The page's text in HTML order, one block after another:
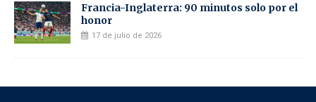
Francia-Inglaterra: 90 minutos solo por el
honor
17 de julio de 2026